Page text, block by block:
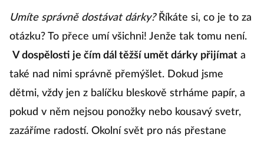
Umíte správně dostávat dárky?Říkáte si, co je to za
otázku? To přece umí všichni! Jenže tak tomu není.
V dospělosti je čím dál těžší umět dárky přijímata
také nad nimi správně přemýšlet. Dokud jsme
dětmi, vždy jen z balíčku bleskově strháme papír, a
pokud v něm nejsou ponožky nebo kousavý svetr,
zazáříme radostí. Okolní svět pro nás přestane